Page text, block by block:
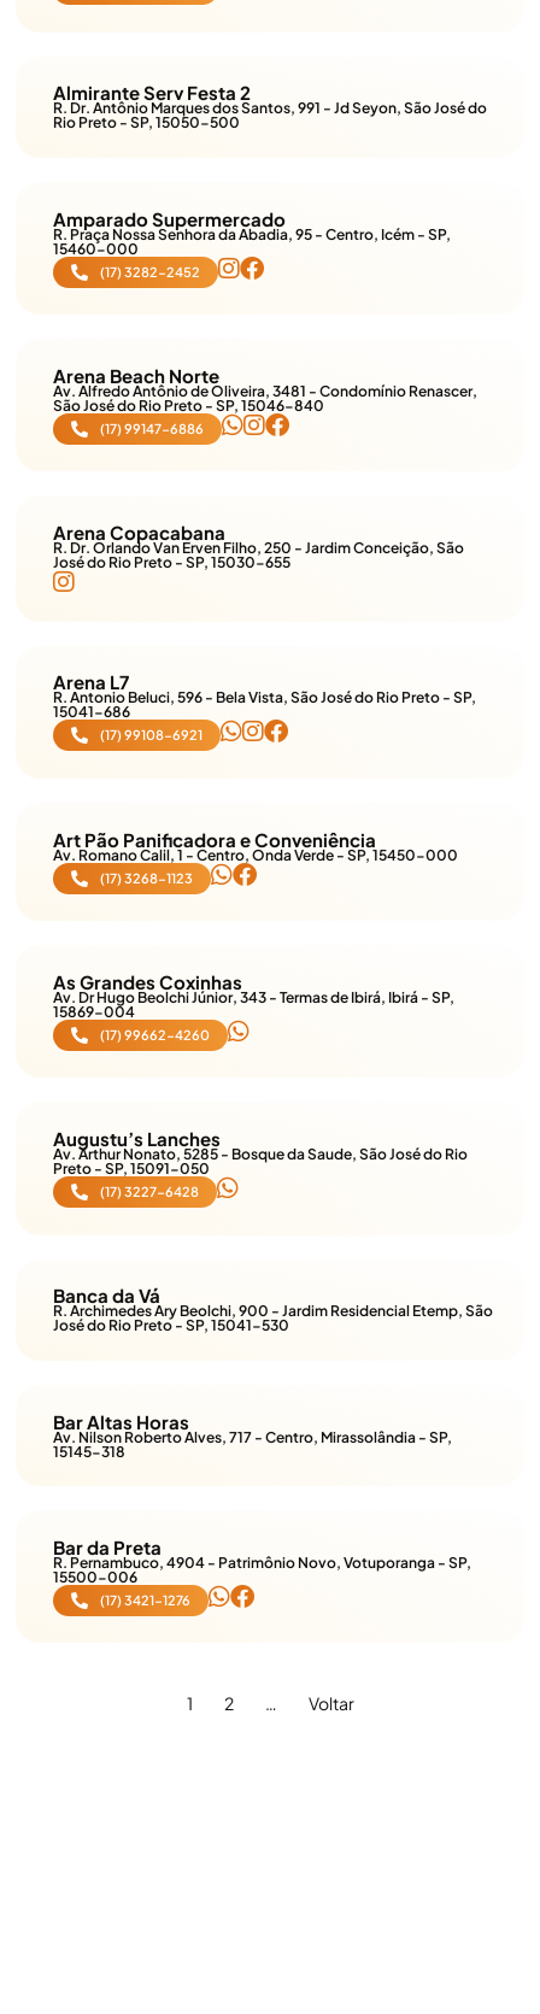
Almirante Serv Festa 2
R. Dr. Antônio Marques dos Santos, 991 - Jd Seyon, São José do
Rio Preto - SP, 15050-500
Amparado Supermercado
R. Praça Nossa Senhora da Abadia, 95 - Centro, Icém - SP,
15460-000
(17) 3282-2452
Arena Beach Norte
Av. Alfredo Antônio de Oliveira, 3481 - Condomínio Renascer,
São José do Rio Preto - SP, 15046-840
(17) 99147-6886
Arena Copacabana
R. Dr. Orlando Van Erven Filho, 250 - Jardim Conceição, São
José do Rio Preto - SP, 15030-655
Arena L7
R. Antonio Beluci, 596 - Bela Vista, São José do Rio Preto - SP,
15041-686
(17) 99108-6921
Art Pão Panificadora e Conveniência
Av. Romano Calil, 1 - Centro, Onda Verde - SP, 15450-000
(17) 3268-1123
As Grandes Coxinhas
Av. Dr Hugo Beolchi Júnior, 343 - Termas de Ibirá, Ibirá - SP,
15869-004
(17) 99662-4260
Augustu’s Lanches
Av. Arthur Nonato, 5285 - Bosque da Saude, São José do Rio
Preto - SP, 15091-050
(17) 3227-6428
Banca da Vá
R. Archimedes Ary Beolchi, 900 - Jardim Residencial Etemp, São
José do Rio Preto - SP, 15041-530
Bar Altas Horas
Av. Nilson Roberto Alves, 717 - Centro, Mirassolândia - SP,
15145-318
Bar da Preta
R. Pernambuco, 4904 - Patrimônio Novo, Votuporanga - SP,
15500-006
(17) 3421-1276
1 2 … Voltar